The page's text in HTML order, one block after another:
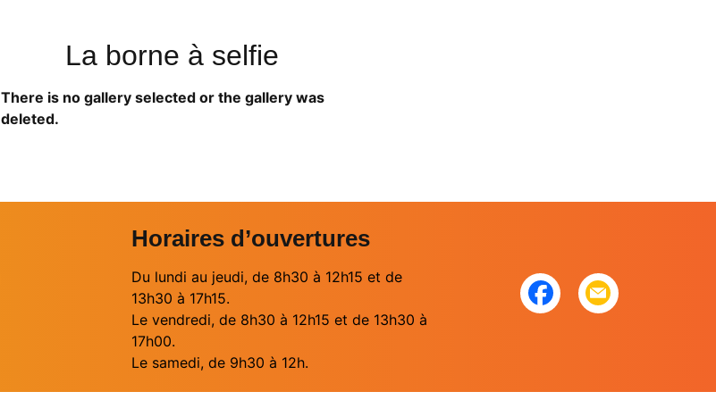
La borne à selfie
There is no gallery selected or the gallery was
deleted.
Horaires d’ouvertures
Du lundi au jeudi, de 8h30 à 12h15 et de
13h30 à 17h15.
Le vendredi, de 8h30 à 12h15 et de 13h30 à
17h00.
Le samedi, de 9h30 à 12h.